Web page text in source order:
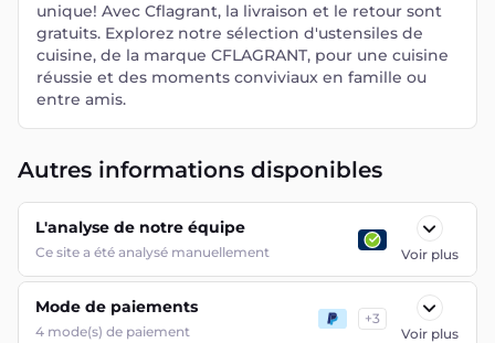
unique! Avec Cflagrant, la livraison et le retour sont
gratuits. Explorez notre sélection d'ustensiles de
cuisine, de la marque CFLAGRANT, pour une cuisine
réussie et des moments conviviaux en famille ou
entre amis.
Autres informations disponibles
L'analyse de notre équipe
Ce site a été analysé manuellement Voir plus
Mode de paiements
4 mode(s) de paiement
+3
Voir plus